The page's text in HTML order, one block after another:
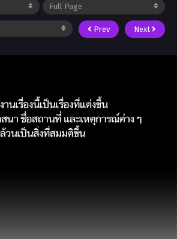
Prev Next